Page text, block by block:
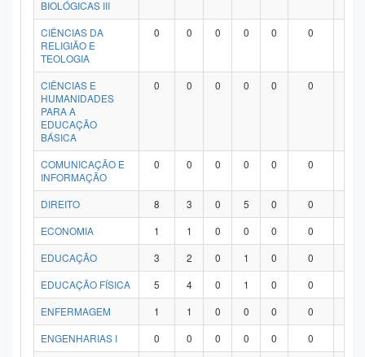
BIOLÓGICAS III
CIÊNCIAS DA
RELIGIÃO E
TEOLOGIA
0 0 0 0 0 0
CIÊNCIAS E
HUMANIDADES
PARA A
EDUCAÇÃO
BÁSICA
0 0 0 0 0 0
COMUNICAÇÃO E
INFORMAÇÃO
0 0 0 0 0 0
DIREITO 8 3 0 5 0 0
ECONOMIA
1 1 0 0 0 0
EDUCAÇÃO
3 2 0 1 0 0
EDUCAÇÃO FÍSICA
5 4 0 1 0 0
ENFERMAGEM
1 1 0 0 0 0
ENGENHARIAS I
0 0 0 0 0 0